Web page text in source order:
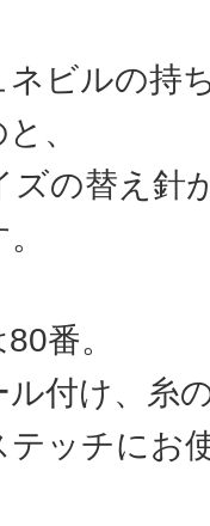
ビルの持
、
ズの替え針
番。
付け、糸
ッチにお